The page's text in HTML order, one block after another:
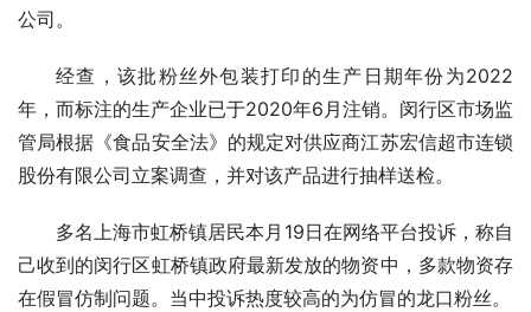
公司。
经查，该批粉丝外包装打印的生产日期年份为2022
年，而标注的生产企业已于2020年6月注销。闵行区市场监
管局根据《食品安全法》的规定对供应商江苏宏信超市连锁
股份有限公司立案调查，并对该产品进行抽样送检。
多名上海市虹桥镇居民本月19日在网络平台投诉，称自
己收到的闵行区虹桥镇政府最新发放的物资中，多款物资存
在假冒仿制问题。当中投诉热度较高的为仿冒的龙口粉丝。